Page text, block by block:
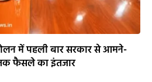
में पहली बार सरकार से आमने-
फैसले का इंतजार